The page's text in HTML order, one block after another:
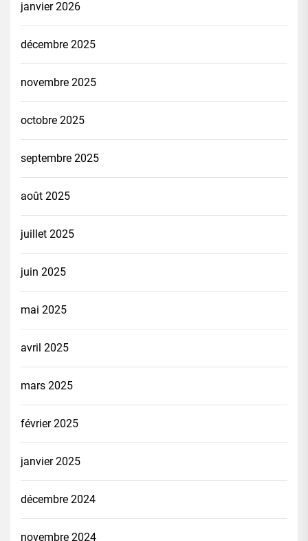
janvier 2026
décembre 2025
novembre 2025
octobre 2025
septembre 2025
août 2025
juillet 2025
juin 2025
mai 2025
avril 2025
mars 2025
février 2025
janvier 2025
décembre 2024
novembre 2024